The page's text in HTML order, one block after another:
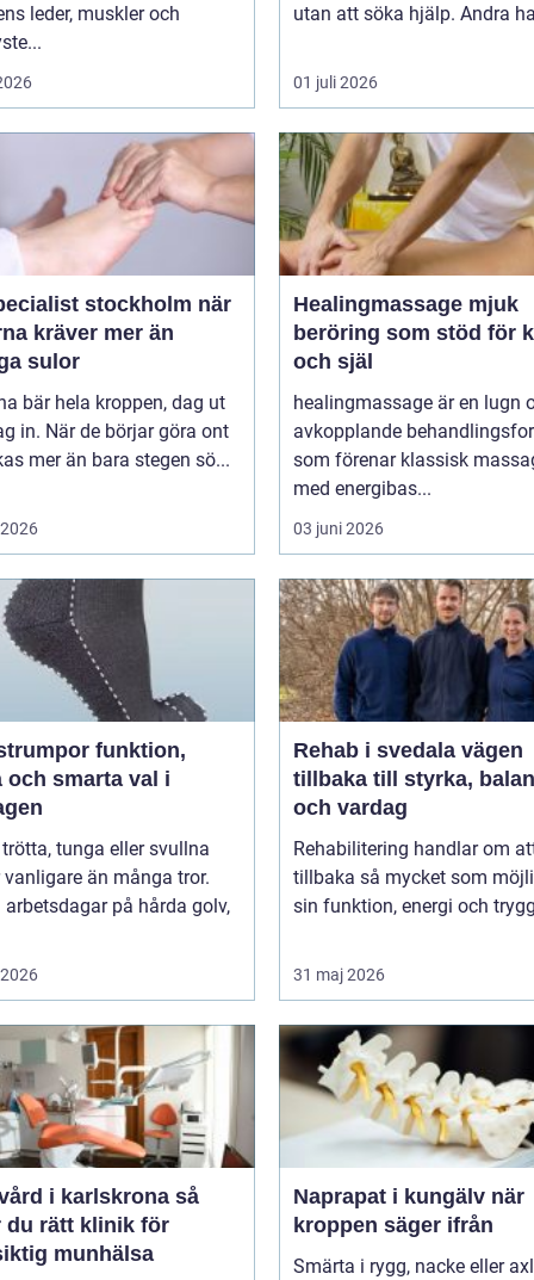
leder, muskler och
utan att söka hjälp. Andra
01 juli 2026
stockholm när
kräver mer än
sulor
bär hela kroppen, dag ut
in. När de börjar göra ont
påverkas mer än bara stegen sö...
Healingmassage mjuk
beröring som stöd för
och själ
healingmassage är en lugn
avkopplande
som förenar klassisk
med energibas...
03 juni 2026
funktion,
och smarta val i
tunga eller svullna
vanligare än många tror.
arbetsdagar på hårda golv,
Rehab i svedala vägen
tillbaka till styrka,
och vardag
Rehabilitering handlar om
tillbaka så mycket som
sin funktion, energi och
31 maj 2026
i karlskrona så
du rätt klinik för
munhälsa
Naprapat i kungälv när
kroppen säger ifrån
Smärta i rygg, nacke eller